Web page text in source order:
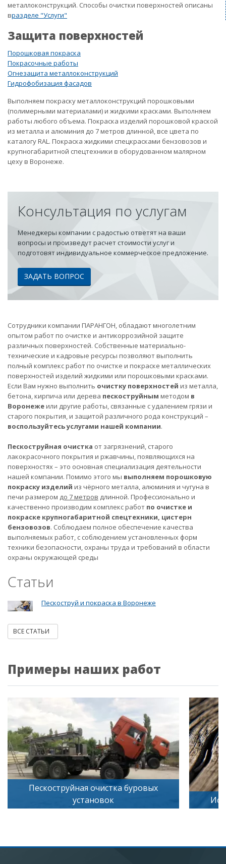
металлоконструкций. Способы очистки поверхностей описаны
вразделе "Услуги"
Защита поверхностей
Порошковая покраска
Покрасочные работы
Огнезащита металлоконструкций
Гидрофобизация фасадов
Выполняем покраску металлоконструкций порошковыми
(полимерными материалами) и жидкими красками. Выполняем
работы любого объема. Покраска изделий порошковой краской
из металла и алюминия до 7 метров длинной, все цвета по
каталогу RAL. Покраска жидкими спецкрасками бензовозов и
крупногабаритной спецтехники в оборудованном малярном
цеху в Воронеже.
Консультация по услугам
Менеджеры компании с радостью ответят на ваши
вопросы и произведут расчет стоимости услуг и
подготовят индивидуальное коммерческое предложение.
ЗАДАТЬ ВОПРОС
Сотрудники компании ПАРАНГОН, обладают многолетним
опытом работ по очистке и антикоррозийной защите
различных поверхностей. Собственные материально-
технические и кадровые ресурсы позволяют выполнить
полный комплекс работ по очистке и покраске металлических
поверхностей изделий жидкими или порошковыми красками.
Если Вам нужно выполнить очистку поверхностей из металла,
бетона, кирпича или дерева пескоструйным методом в
Воронежеили другие работы, связанные с удалением грязи и
старого покрытия, и защитой различного рода конструкций –
воспользуйтесь услугами нашей компании.
Пескоструйная очистка от загрязнений, старого
лакокрасочного покрытия и ржавчины, появляющихся на
поверхностях – это основная специализация деятельности
нашей компании. Помимо этого мы выполняем порошковую
покраску изделий из чёрного металла, алюминия и чугуна в
печи размером до 7 метров длинной. Профессионально и
качественно производим комплекс работ по очистке и
покраске крупногабаритной спецтехники, цистерн
бензовозов. Соблюдаем полное обеспечение качества
выполняемых работ, с соблюдением установленных форм
техники безопасности, охраны труда и требований в области
охраны окружающей среды
Статьи
Пескоструй и покраска в Воронеже
ВСЕ СТАТЬИ
Примеры наших работ
очистка буровых
Искусственное